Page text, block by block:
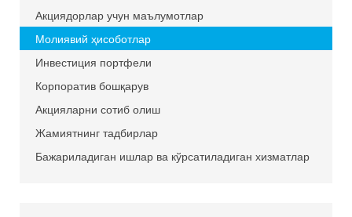
Акциядорлар учун маълумотлар
Молиявий ҳисоботлар
Инвестиция портфели
Корпоратив бошқарув
Акцияларни сотиб олиш
Жамиятнинг тадбирлар
Бажариладиган ишлар ва кўрсатиладиган хизматлар